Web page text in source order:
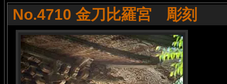
No.4710 金刀比羅宮 彫刻